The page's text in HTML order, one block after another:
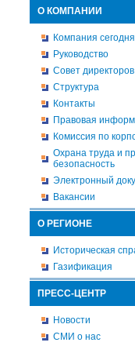
О КОМПАНИИ
Компания сегодня
Руководство
Совет директоров
Структура
Контакты
Правовая
Комиссия по
Охрана труда и
безопасность
Электронный
Вакансии
О РЕГИОНЕ
Историческая
Газификация
ПРЕСС-ЦЕНТР
Новости
СМИ о нас